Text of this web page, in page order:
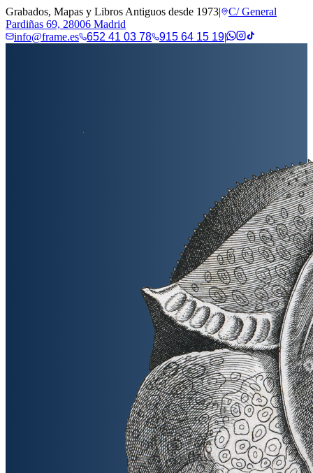
Grabados, Mapas y Libros Antiguos desde 1973|
C/ General
Pardiñas 69, 28006 Madrid
info@frame.es
652 41 03 78 915 64 15 19|